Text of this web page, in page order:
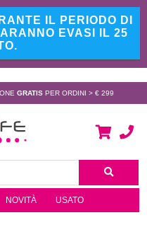
IL PERIODO DI
EVASI IL 25
GRATIS PER ORDINI > € 299
NOVITÀ USATO